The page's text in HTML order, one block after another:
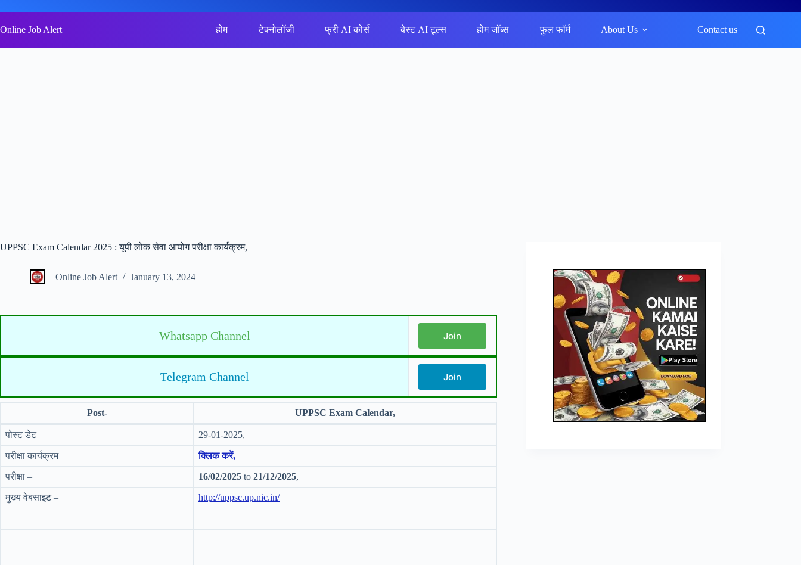
to
content
Online Job Alert होम टेक्नोलॉजी फ्री AI कोर्स बेस्ट AI टूल्स होम जॉब्स फुल फॉर्म About Us Contact us
UPPSC Exam Calendar 2025 : यूपी लोक सेवा आयोग परीक्षा कार्यक्रम,
Online Job Alert January 13, 2024
Whatsapp Channel Join
Telegram Channel Join
Post- UPPSC Exam Calendar,
पोस्ट डेट – 29-01-2025,
परीक्षा कार्यक्रम – क्लिक करें,
परीक्षा – 16/02/2025 to 21/12/2025,
मुख्य वेबसाइट – http://uppsc.up.nic.in/